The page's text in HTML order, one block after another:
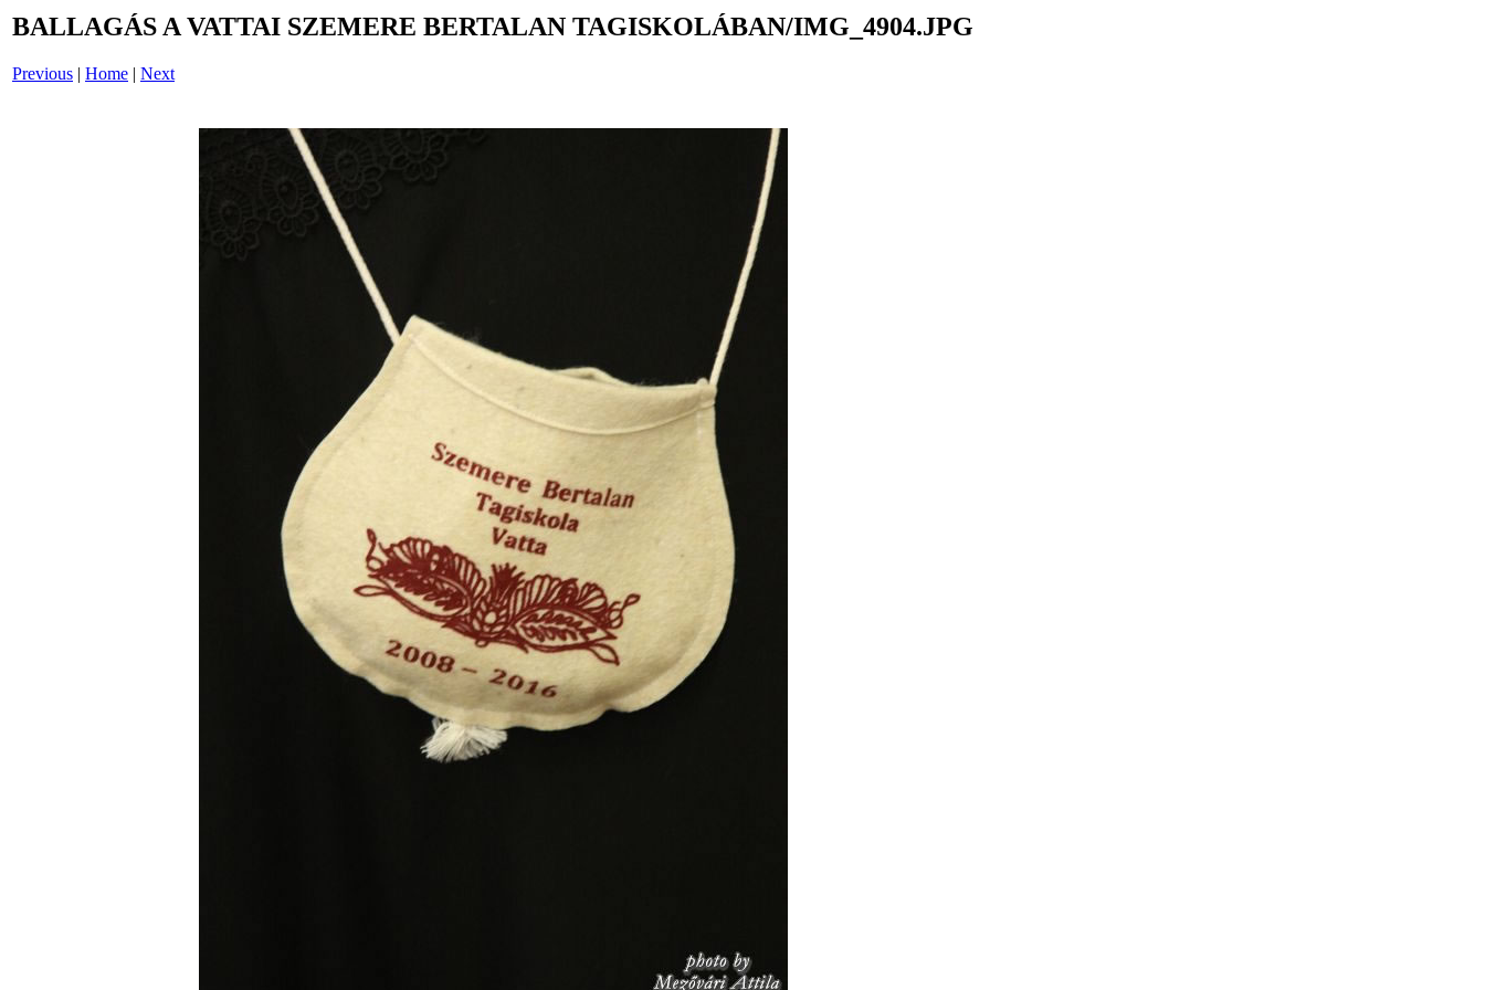
BALLAGÁS A VATTAI SZEMERE BERTALAN TAGISKOLÁBAN/IMG_4904.JPG
Previous | Home | Next